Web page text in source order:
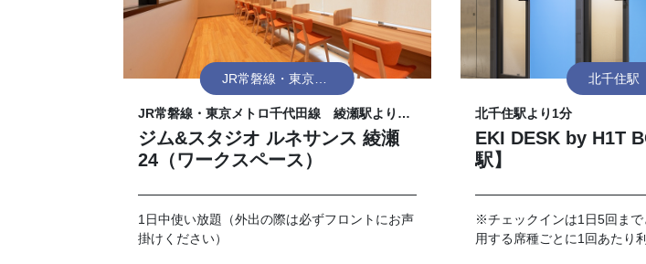
JR常磐線・東京メ
トロ千代田線 綾
瀬駅
JR常磐線・東京メトロ千代田線 綾瀬駅より10
分
ジム&スタジオ ルネサンス 綾瀬
24（ワークスペース）
1日中使い放題（外出の際は必ずフロントにお声
掛けください）
北千住駅
北千住駅より1分
EKI DESK by H1T
駅】
※チェックインは1日5回ま
用する席種ごとに1回あたり